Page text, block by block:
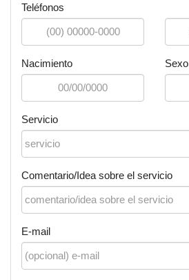
Teléfonos
Nacimiento Sexo
Servicio
Comentario/Idea sobre el servicio
E-mail